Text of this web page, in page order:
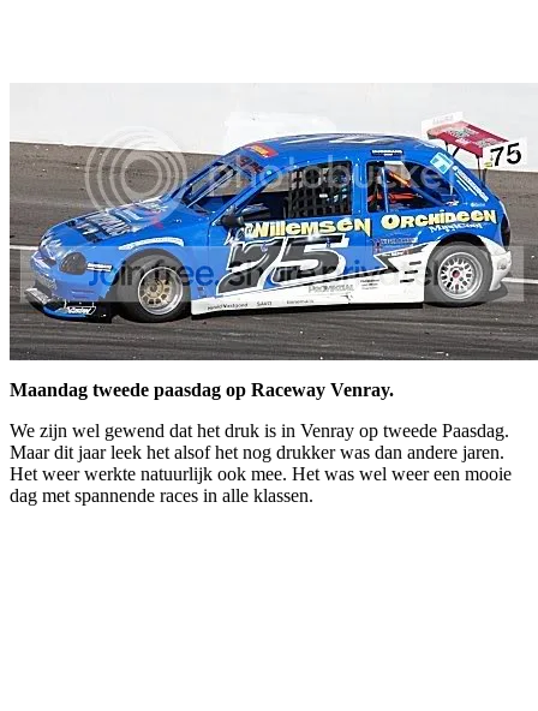
Maandag tweede paasdag op Raceway Venray.
We zijn wel gewend dat het druk is in Venray op tweede Paasdag.
Maar dit jaar leek het alsof het nog drukker was dan andere jaren.
Het weer werkte natuurlijk ook mee. Het was wel weer een mooie
dag met spannende races in alle klassen.